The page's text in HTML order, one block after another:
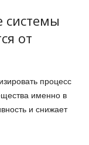
системы
от
процесс
именно в
и снижает